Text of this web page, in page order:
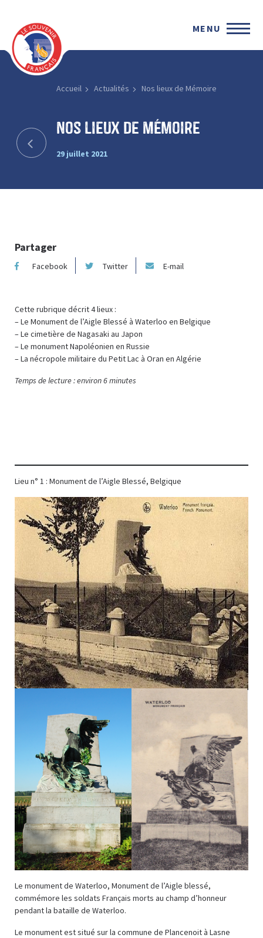
MENU
Accueil Actualités Nos lieux de Mémoire
Nos lieux de Mémoire
29 juillet 2021
Partager
Facebook Twitter E-mail
Cette rubrique décrit 4 lieux :
– Le Monument de l’Aigle Blessé à Waterloo en Belgique
– Le cimetière de Nagasaki au Japon
– Le monument Napoléonien en Russie
– La nécropole militaire du Petit Lac à Oran en Algérie
Temps de lecture : environ 6 minutes
Lieu n° 1 : Monument de l’Aigle Blessé, Belgique
Le monument de Waterloo, Monument de l’Aigle blessé,
commémore les soldats Français morts au champ d’honneur
pendant la bataille de Waterloo.
Le monument est situé sur la commune de Plancenoit à Lasne